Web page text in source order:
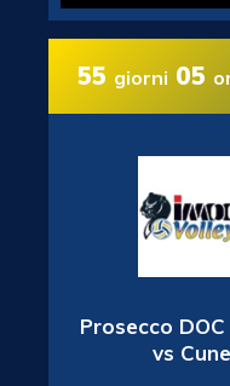
55 giorni 05
Prosecco
vs